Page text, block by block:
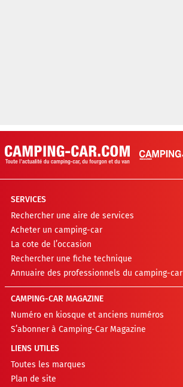
SERVICES
Rechercher une aire de services
Acheter un camping-car
La cote de l’occasion
Rechercher une fiche technique
Annuaire des professionnels du camping-car
CAMPING-CAR MAGAZINE
Numéro en kiosque et anciens numéros
S’abonner à Camping-Car Magazine
LIENS UTILES
Toutes les marques
Plan de site